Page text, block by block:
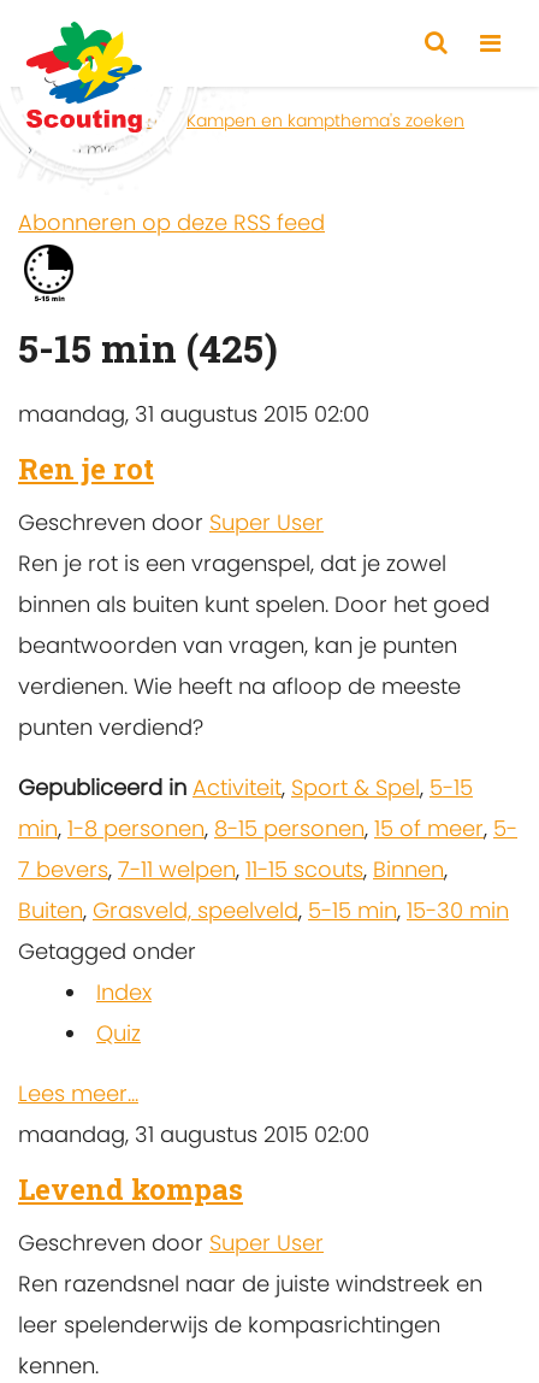
Home Zoeken
Kampen en kampthema's zoeken
5-15 min
Abonneren op deze RSS feed
5-15 min (425)
maandag, 31 augustus 2015 02:00
Ren je rot
Geschreven door Super User
Ren je rot is een vragenspel, dat je zowel
binnen als buiten kunt spelen. Door het goed
beantwoorden van vragen, kan je punten
verdienen. Wie heeft na afloop de meeste
punten verdiend?
Gepubliceerd in Activiteit, Sport & Spel, 5-15
min, 1-8 personen, 8-15 personen, 15 of meer, 5-
7 bevers, 7-11 welpen, 11-15 scouts, Binnen,
Buiten, Grasveld, speelveld, 5-15 min, 15-30 min
Getagged onder
Index
Quiz
Lees meer...
maandag, 31 augustus 2015 02:00
Levend kompas
Geschreven door Super User
Ren razendsnel naar de juiste windstreek en
leer spelenderwijs de kompasrichtingen
kennen.